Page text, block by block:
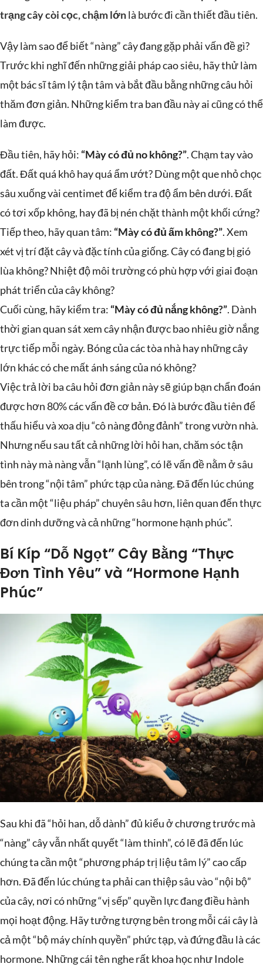
trạng cây còi cọc, chậm lớnlà bước đi cần thiết đầu tiên.
Vậy làm sao để biết “nàng” cây đang gặp phải vấn đề gì?
Trước khi nghĩ đến những giải pháp cao siêu, hãy thử làm
một bác sĩ tâm lý tận tâm và bắt đầu bằng những câu hỏi
thăm đơn giản. Những kiểm tra ban đầu này ai cũng có thể
làm được.
Đầu tiên, hãy hỏi: “Mày có đủ no không?”. Chạm tay vào
đất. Đất quá khô hay quá ẩm ướt? Dùng một que nhỏ chọc
sâu xuống vài centimet để kiểm tra độ ẩm bên dưới. Đất
có tơi xốp không, hay đã bị nén chặt thành một khối cứng?
Tiếp theo, hãy quan tâm: “Mày có đủ ấm không?”. Xem
xét vị trí đặt cây và đặc tính của giống. Cây có đang bị gió
lùa không? Nhiệt độ môi trường có phù hợp với giai đoạn
phát triển của cây không?
Cuối cùng, hãy kiểm tra: “Mày có đủ nắng không?”. Dành
thời gian quan sát xem cây nhận được bao nhiêu giờ nắng
trực tiếp mỗi ngày. Bóng của các tòa nhà hay những cây
lớn khác có che mất ánh sáng của nó không?
Việc trả lời ba câu hỏi đơn giản này sẽ giúp bạn chẩn đoán
được hơn 80% các vấn đề cơ bản. Đó là bước đầu tiên để
thấu hiểu và xoa dịu “cô nàng đỏng đảnh” trong vườn nhà.
Nhưng nếu sau tất cả những lời hỏi han, chăm sóc tận
tình này mà nàng vẫn “lạnh lùng”, có lẽ vấn đề nằm ở sâu
bên trong “nội tâm” phức tạp của nàng. Đã đến lúc chúng
ta cần một “liệu pháp” chuyên sâu hơn, liên quan đến thực
đơn dinh dưỡng và cả những “hormone hạnh phúc”.
Bí Kíp “Dỗ Ngọt” Cây Bằng “Thực
Đơn Tình Yêu” và “Hormone Hạnh
Phúc”
Sau khi đã “hỏi han, dỗ dành” đủ kiểu ở chương trước mà
“nàng” cây vẫn nhất quyết “làm thinh”, có lẽ đã đến lúc
chúng ta cần một “phương pháp trị liệu tâm lý” cao cấp
hơn. Đã đến lúc chúng ta phải can thiệp sâu vào “nội bộ”
của cây, nơi có những “vị sếp” quyền lực đang điều hành
mọi hoạt động. Hãy tưởng tượng bên trong mỗi cái cây là
cả một “bộ máy chính quyền” phức tạp, và đứng đầu là các
hormone. Những cái tên nghe rất khoa học như Indole